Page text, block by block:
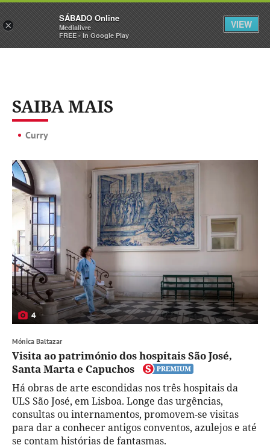
Sábado Assine Iniciar Sessão
SAIBA MAIS
Curry
4
Mónica Baltazar
Visita ao património dos hospitais São José,
Santa Marta e Capuchos
Há obras de arte escondidas nos três hospitais da
ULS São José, em Lisboa. Longe das urgências,
consultas ou internamentos, promovem-se visitas
para dar a conhecer antigos conventos, azulejos e até
se contam histórias de fantasmas.
×
SÁBADO Online
Medialivre
FREE - In Google Play
VIEW